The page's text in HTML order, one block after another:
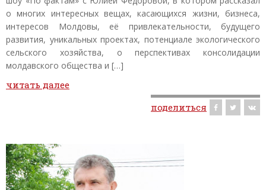
о многих интересных вещах, касающихся жизни, бизнеса,
интересов Молдовы, её привлекательности, будущего
развития, уникальных проектах, потенциале экологического
сельского хозяйства, о перспективах консолидации
молдавского общества и […]
читать далее
поделиться